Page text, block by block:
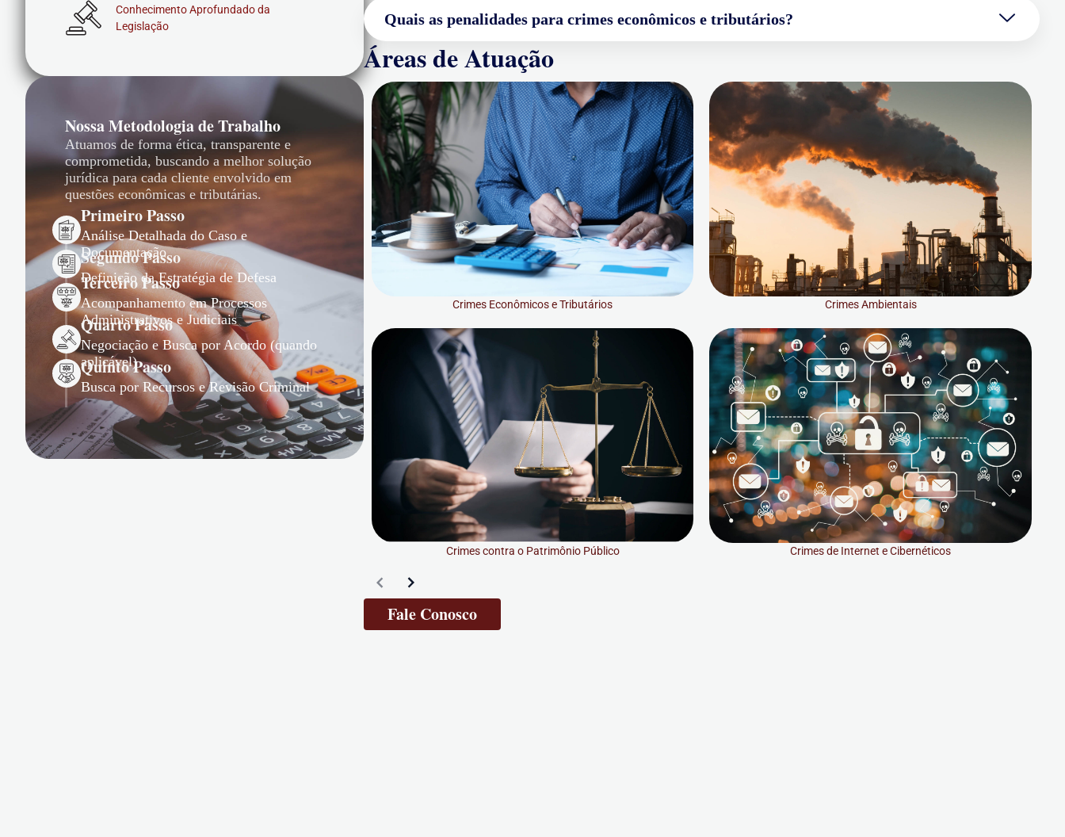
Conhecimento Aprofundado da
Legislação
Nossa Metodologia de Trabalho
Atuamos de forma ética, transparente e
comprometida, buscando a melhor solução
jurídica para cada cliente envolvido em
questões econômicas e tributárias.
Primeiro Passo
Análise Detalhada do Caso e
Documentação
Segundo Passo
Definição da Estratégia de Defesa
Terceiro Passo
Acompanhamento em Processos
Administrativos e Judiciais
Quarto Passo
Negociação e Busca por Acordo (quando
aplicável)
Quinto Passo
Busca por Recursos e Revisão Criminal
Quais as penalidades para crimes econômicos e tributários?
Áreas de Atuação
Crimes Econômicos e Tributários Crimes Ambientais
Crimes contra o Patrimônio Público Crimes de Internet e Cibernéticos
Fale Conosco